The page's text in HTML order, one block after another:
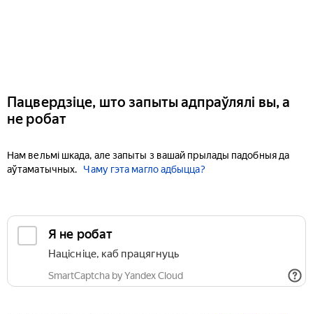
Пацвердзіце, што запыты адпраўлялі вы, а
не робат
Нам вельмі шкада, але запыты з вашай прылады падобныя да
аўтаматычных.
Чаму гэта магло адбыцца?
Я не робат
Націсніце, каб працягнуць
SmartCaptcha by Yandex Cloud